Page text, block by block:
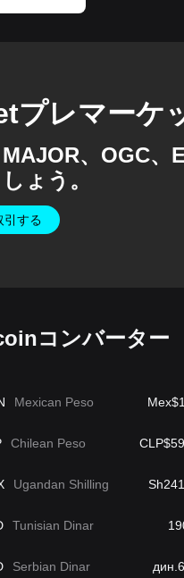
プレマーケ
、OGC、
ょう。
引する
コンバーター
Mexican Peso
Chilean Peso
Ugandan Shilling
Tunisian Dinar
Serbian Dinar